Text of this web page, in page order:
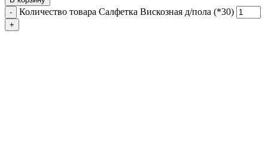
Количество товара Салфетка Вискозная д/пола (*30)